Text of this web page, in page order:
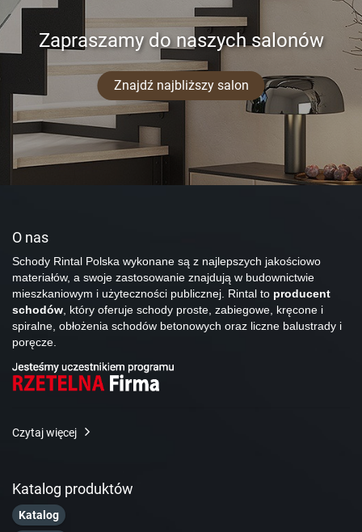
Zapraszamy do naszych salonów
Znajdź najbliższy salon
O nas
Schody Rintal Polska wykonane są z najlepszych jakościowo
materiałów, a swoje zastosowanie znajdują w budownictwie
mieszkaniowym i użyteczności publicznej. Rintal to producent
schodów, który oferuje schody proste, zabiegowe, kręcone i
spiralne, obłożenia schodów betonowych oraz liczne balustrady i
poręcze.
Czytaj więcej
Katalog produktów
Katalog